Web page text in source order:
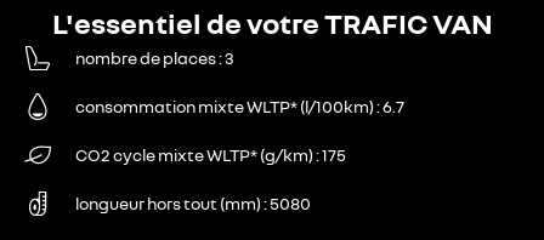
L'essentiel de votre TRAFIC VAN
nombre de places 3
consommation mixte WLTP* (l/100km) 6.7
CO2 cycle mixte WLTP* (g/km) 175
longueur hors tout (mm) 5080